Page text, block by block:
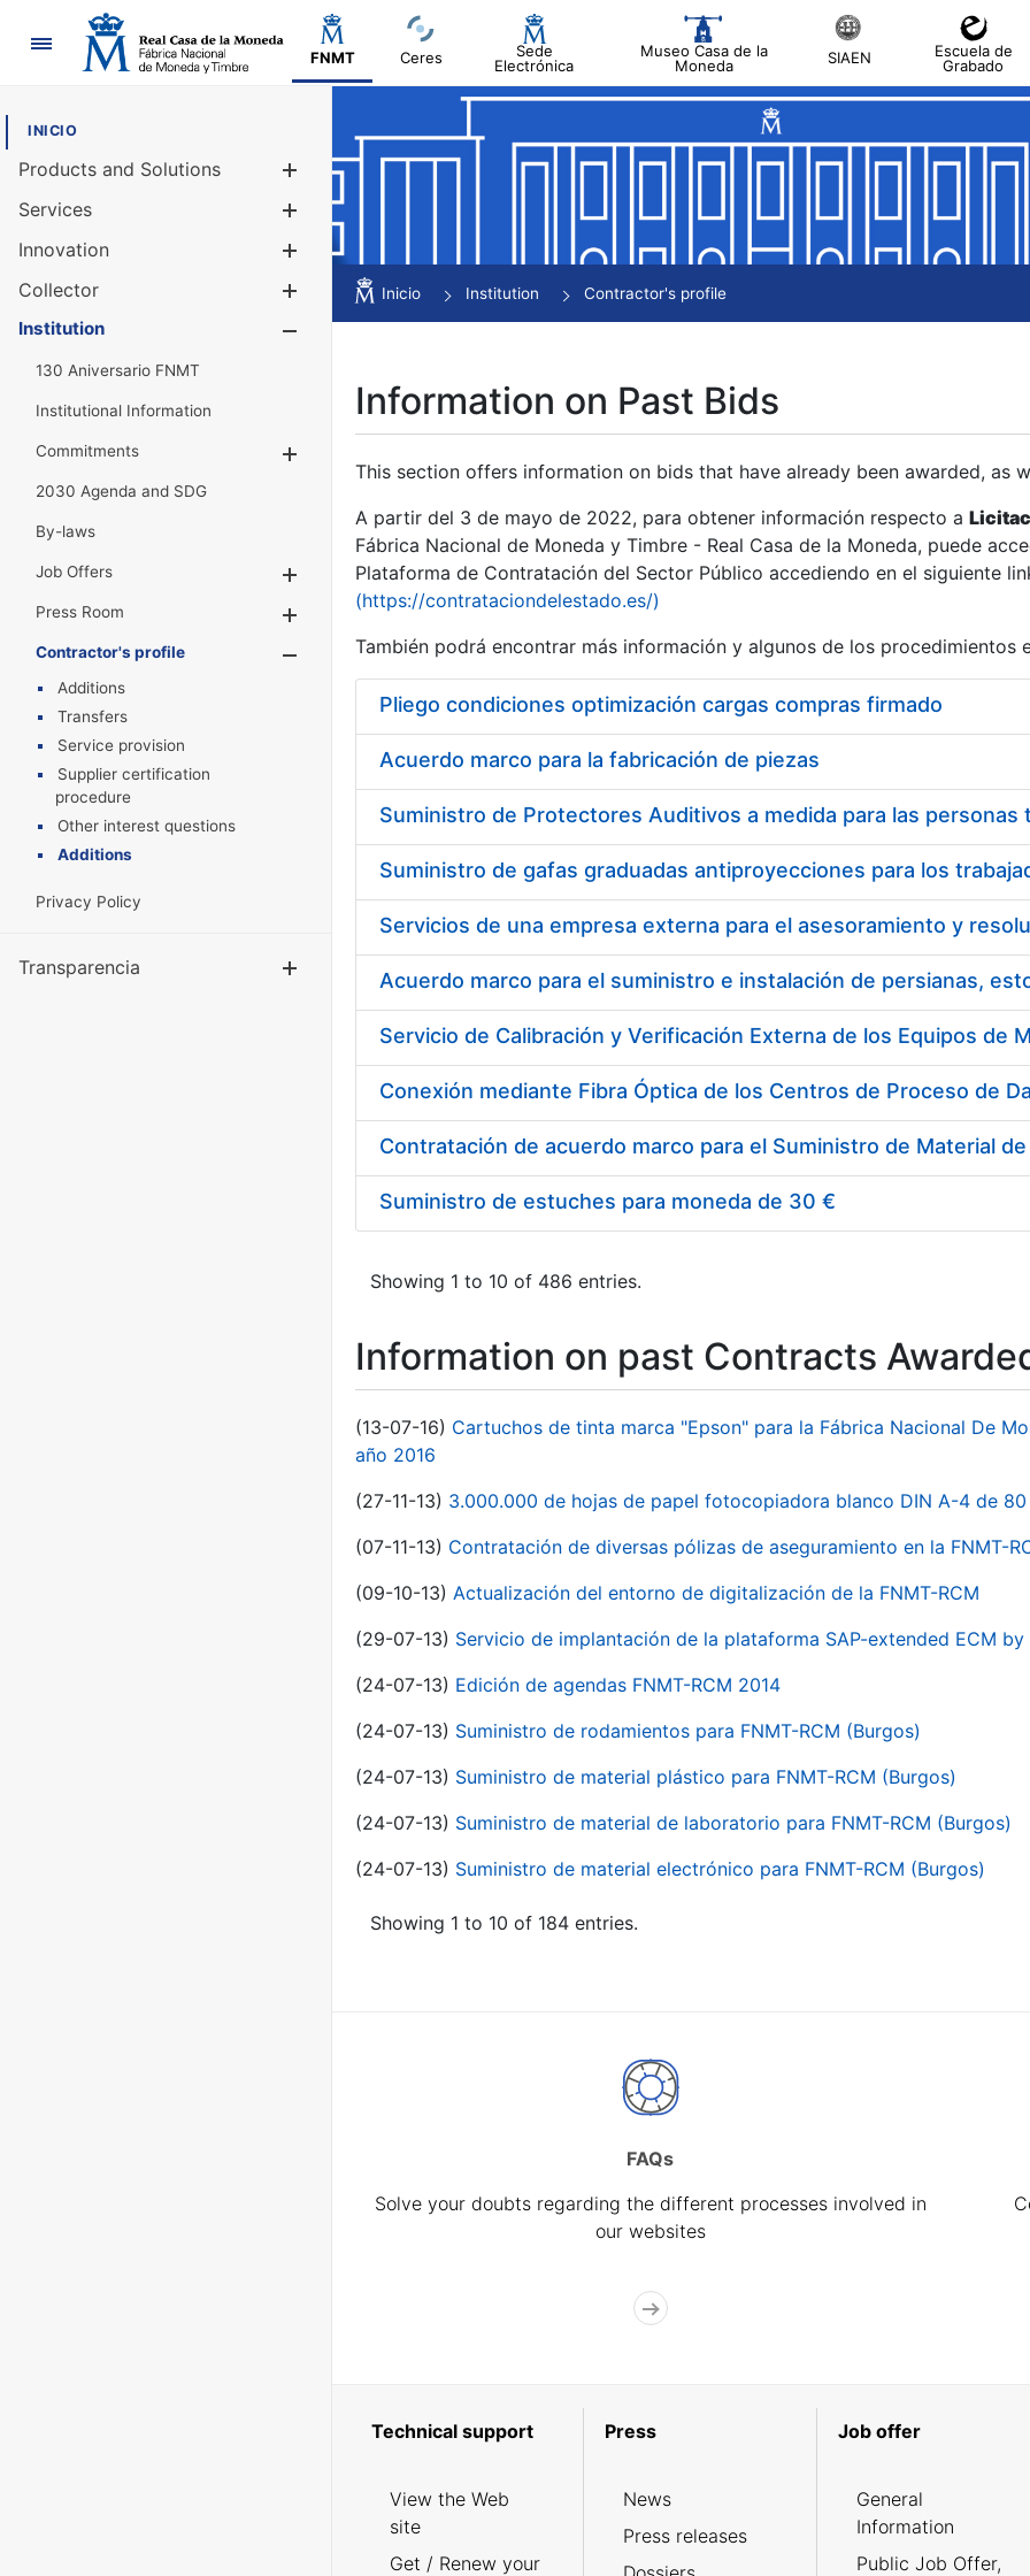
Navigation
FNMT Ceres
Sede
Electrónica
Museo Casa de la
Moneda
SIAEN
Escuela de
Grabado
INICIO
Products and Solutions
Services
Innovation
Collector
Show/Hide
Institution
130 Aniversario FNMT
Institutional Information
Commitments
2030 Agenda and SDG
By-laws
Job Offers
Show/Hide
Press Room
Show/Hide
Contractor's profile
Show/Hide
Additions
Transfers
Service provision
Supplier certification
procedure
Other interest questions
Additions
Privacy Policy
Transparencia Show/Hide
Inicio Institution Contractor's profile
Information on Past Bids
This section offers information on bids that have already been awarded, as
A partir del 3 de mayo de 2022, para obtener información respecto a
Fábrica Nacional de Moneda y Timbre - Real Casa de la Moneda, puede
Plataforma de Contratación del Sector Público accediendo en el siguiente
(https://contrataciondelestado.es/)
También podrá encontrar más información y algunos de los procedimientos
Pliego condiciones optimización cargas compras firmado
Acuerdo marco para la fabricación de piezas
Acuerdo marco para el suministro e instalación de persianas,
Suministro de estuches para moneda de 30 €
Showing 1 to 10 of 486 entries.
Information on past Contracts
(13-07-16) Cartuchos de tinta marca "Epson" para la Fábrica Nacional De
año 2016
(27-11-13) 3.000.000 de hojas de papel fotocopiadora blanco DIN A-4 de 80
(07-11-13) Contratación de diversas pólizas de aseguramiento en la FNMT-
(09-10-13) Actualización del entorno de digitalización de la FNMT-RCM
(29-07-13) Servicio de implantación de la plataforma SAP-extended ECM by
(24-07-13) Edición de agendas FNMT-RCM 2014
(24-07-13) Suministro de rodamientos para FNMT-RCM (Burgos)
(24-07-13) Suministro de material plástico para FNMT-RCM (Burgos)
(24-07-13) Suministro de material de laboratorio para FNMT-RCM (Burgos)
(24-07-13) Suministro de material electrónico para FNMT-RCM (Burgos)
Showing 1 to 10 of 184 entries.
FAQs
Solve your doubts regarding the different processes involved in
our websites
Technical support
View the Web
site
Get / Renew your
Press
News
Press releases
Job offer
General
Information
Public Job Offer,